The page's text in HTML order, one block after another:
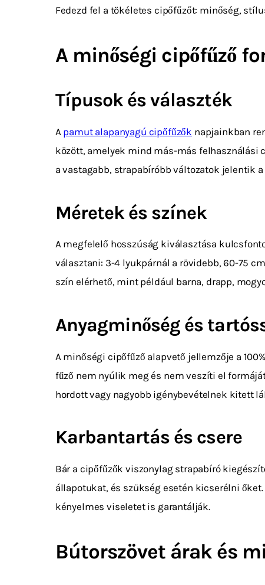
Fedezd fel a tökéletes cipőfűzőt: minőség,
A minőségi cipőfűző
Típusok és választék
A pamut alapanyagú cipőfűzők napjainkban
között, amelyek mind más-más felhasználási
a vastagabb, strapabíróbb változatok jelentik
Méretek és színek
A megfelelő hosszúság kiválasztása
választani: 3-4 lyukpárnál a rövidebb, 60-75
szín elérhető, mint például barna, drapp,
Anyagminőség és
A minőségi cipőfűző alapvető jellemzője a
fűző nem nyúlik meg és nem veszíti el
hordott vagy nagyobb igénybevételnek kitett
Karbantartás és csere
Bár a cipőfűzők viszonylag strapabíró
állapotukat, és szükség esetén kicserélni
kényelmes viseletet is garantálják.
Bútorszövet árak és